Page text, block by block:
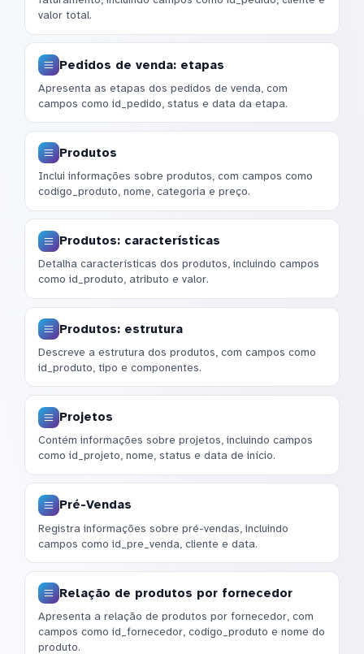
valor total.
Pedidos de venda: etapas
Apresenta as etapas dos pedidos de venda, com
campos como id_pedido, status e data da etapa.
Produtos
Inclui informações sobre produtos, com campos como
codigo_produto, nome, categoria e preço.
Produtos: características
Detalha características dos produtos, incluindo campos
como id_produto, atributo e valor.
Produtos: estrutura
Descreve a estrutura dos produtos, com campos como
id_produto, tipo e componentes.
Projetos
Contém informações sobre projetos, incluindo campos
como id_projeto, nome, status e data de início.
Pré-Vendas
Registra informações sobre pré-vendas, incluindo
campos como id_pre_venda, cliente e data.
Relação de produtos por fornecedor
Apresenta a relação de produtos por fornecedor, com
campos como id_fornecedor, codigo_produto e nome do
produto.